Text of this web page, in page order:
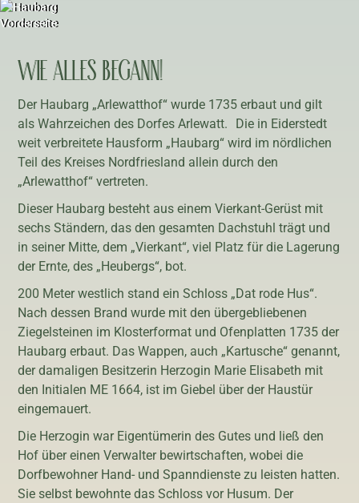
WIE ALLES BEGANN!
Der Haubarg „Arlewatthof“ wurde 1735 erbaut und gilt
als Wahrzeichen des Dorfes Arlewatt. Die in Eiderstedt
weit verbreitete Hausform „Haubarg“ wird im nördlichen
Teil des Kreises Nordfriesland allein durch den
„Arlewatthof“ vertreten.
Dieser Haubarg besteht aus einem Vierkant-Gerüst mit
sechs Ständern, das den gesamten Dachstuhl trägt und
in seiner Mitte, dem „Vierkant“, viel Platz für die Lagerung
der Ernte, des „Heubergs“, bot.
200 Meter westlich stand ein Schloss „Dat rode Hus“.
Nach dessen Brand wurde mit den übergebliebenen
Ziegelsteinen im Klosterformat und Ofenplatten 1735 der
Haubarg erbaut. Das Wappen, auch „Kartusche“ genannt,
der damaligen Besitzerin Herzogin Marie Elisabeth mit
den Initialen ME 1664, ist im Giebel über der Haustür
eingemauert.
Die Herzogin war Eigentümerin des Gutes und ließ den
Hof über einen Verwalter bewirtschaften, wobei die
Dorfbewohner Hand- und Spanndienste zu leisten hatten.
Sie selbst bewohnte das Schloss vor Husum. Der